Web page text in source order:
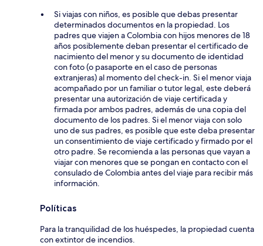
Si viajas con niños, es posible que debas presentar
determinados documentos en la propiedad. Los
padres que viajen a Colombia con hijos menores de 18
años posiblemente deban presentar el certificado de
nacimiento del menor y su documento de identidad
con foto (o pasaporte en el caso de personas
extranjeras) al momento del check-in. Si el menor viaja
acompañado por un familiar o tutor legal, este deberá
presentar una autorización de viaje certificada y
firmada por ambos padres, además de una copia del
documento de los padres. Si el menor viaja con solo
uno de sus padres, es posible que este deba presentar
un consentimiento de viaje certificado y firmado por el
otro padre. Se recomienda a las personas que vayan a
viajar con menores que se pongan en contacto con el
consulado de Colombia antes del viaje para recibir más
información.
Políticas
Para la tranquilidad de los huéspedes, la propiedad cuenta
con extintor de incendios.